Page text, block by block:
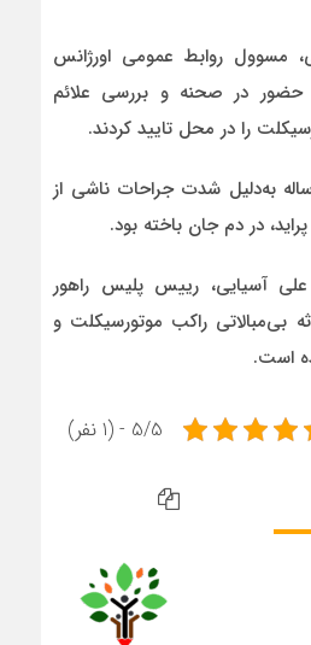
مسوول روابط عمومی اورژانس
حضور در صحنه و بررسی علائم
را در محل تایید کردند.
این جوان ۱۸ ساله به‌دلیل شدت جراحات ناشی از
در دم جان باخته بود.
آسیایی، رییس پلیس راهور
بی‌مبالاتی راکب موتورسیکلت و
است.
5/5 - (1 نفر)